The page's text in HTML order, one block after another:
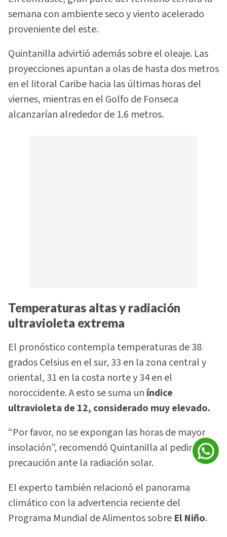
semana con ambiente seco y viento acelerado
proveniente del este.
Quintanilla advirtió además sobre el oleaje. Las
proyecciones apuntan a olas de hasta dos metros
en el litoral Caribe hacia las últimas horas del
viernes, mientras en el Golfo de Fonseca
alcanzarían alrededor de 1.6 metros.
Temperaturas altas y radiación
ultravioleta extrema
El pronóstico contempla temperaturas de 38
grados Celsius en el sur, 33 en la zona central y
oriental, 31 en la costa norte y 34 en el
noroccidente. A esto se suma un índice
ultravioleta de 12, considerado muy elevado.
“Por favor, no se expongan las horas de mayor
insolación”, recomendó Quintanilla al pedir
precaución ante la radiación solar.
El experto también relacionó el panorama
climático con la advertencia reciente del
Programa Mundial de Alimentos sobre El Niño.